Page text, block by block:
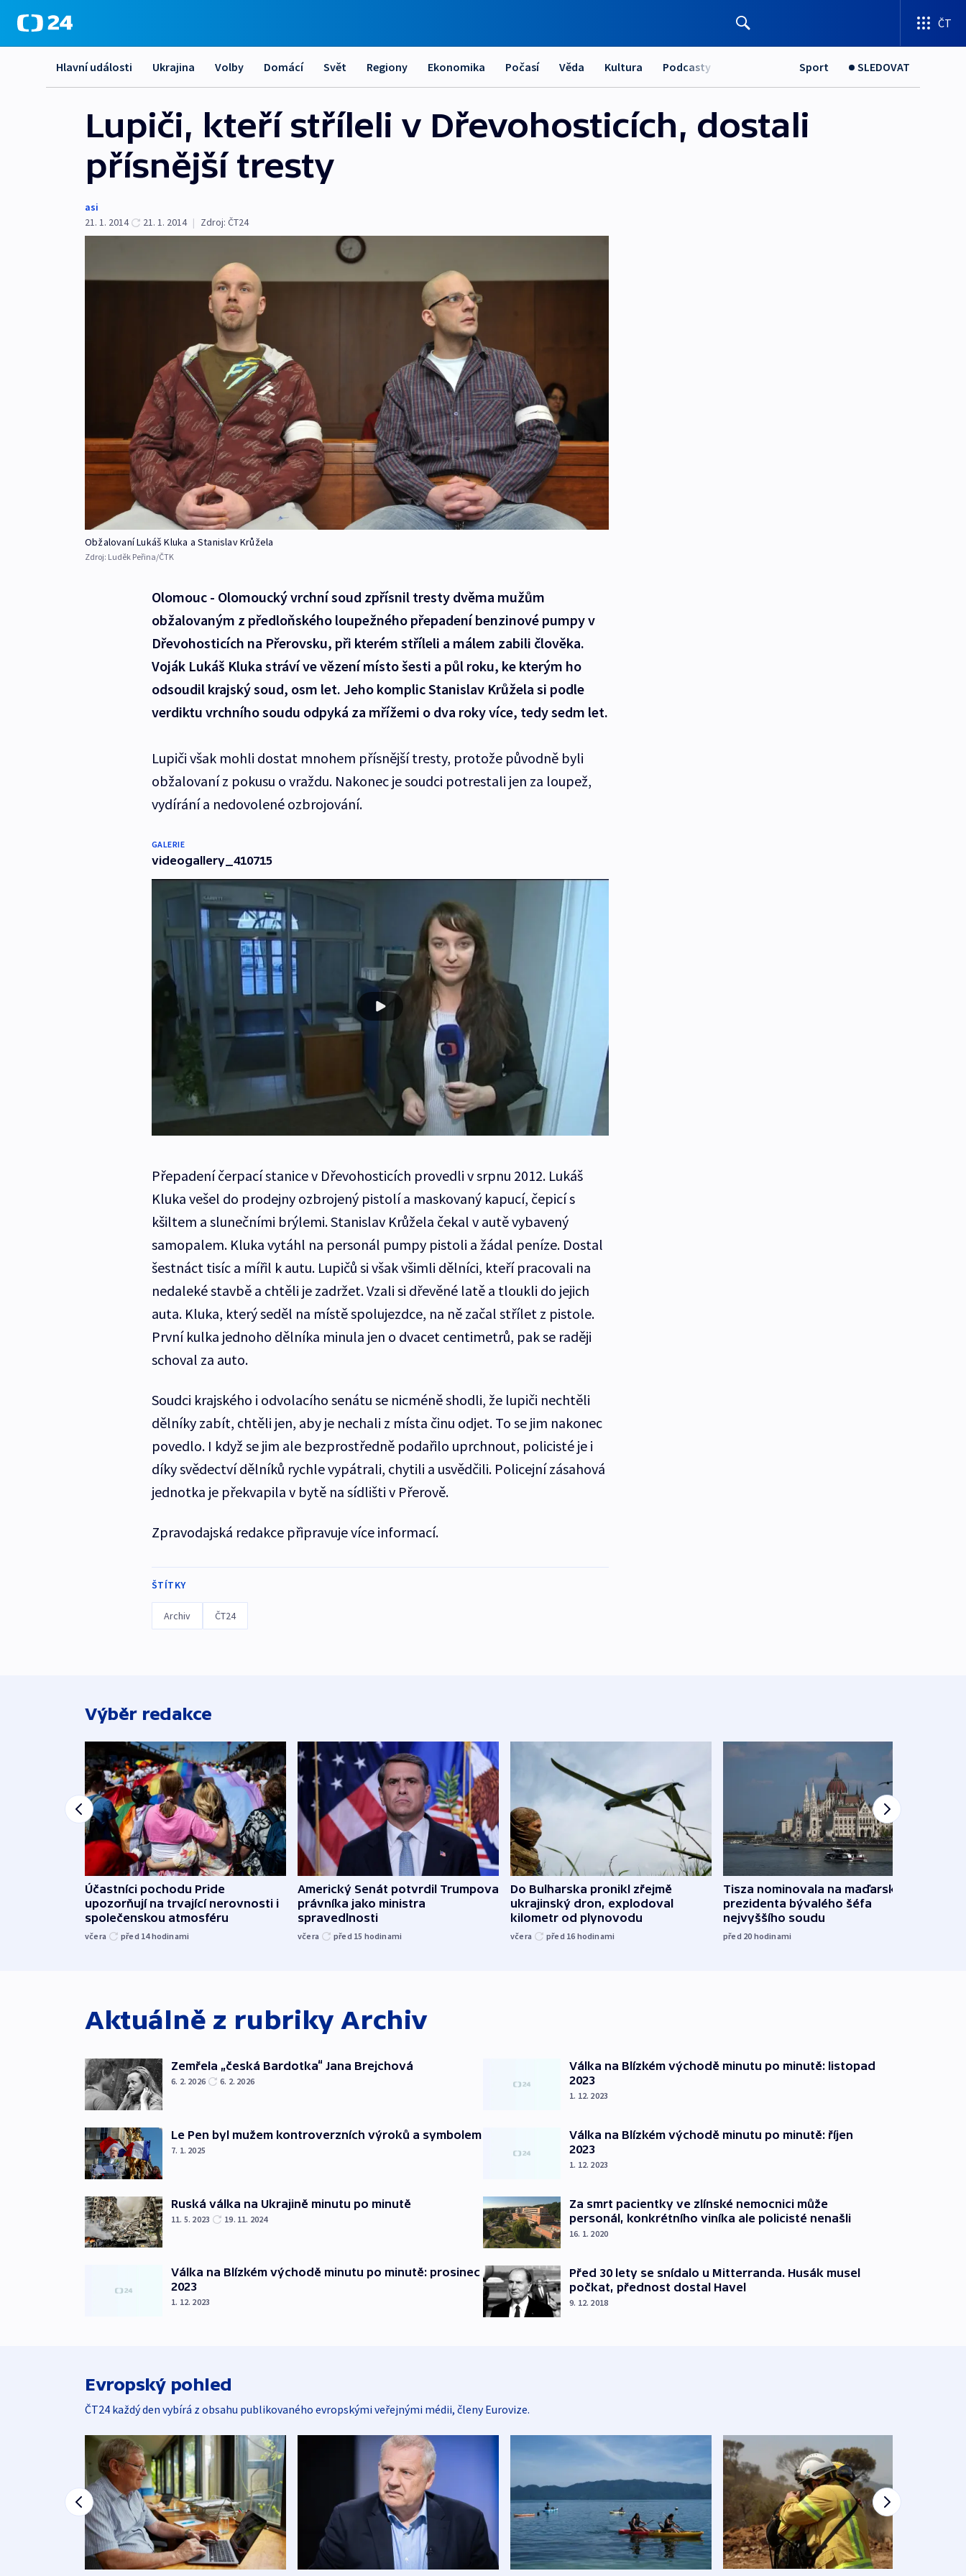
ČT
Hlavní události Ukrajina Volby Domácí Svět Regiony Ekonomika Počasí Věda Kultura Podcasty Sport SLEDOVAT
Lupiči, kteří stříleli v Dřevohosticích, dostali
přísnější tresty
asi
21. 1. 2014
21. 1. 2014 | Zdroj: ČT24
Obžalovaní Lukáš Kluka a Stanislav Krůžela
Zdroj: Luděk Peřina/ČTK
Olomouc - Olomoucký vrchní soud zpřísnil tresty dvěma mužům
obžalovaným z předloňského loupežného přepadení benzinové pumpy v
Dřevohosticích na Přerovsku, při kterém stříleli a málem zabili člověka.
Voják Lukáš Kluka stráví ve vězení místo šesti a půl roku, ke kterým ho
odsoudil krajský soud, osm let. Jeho komplic Stanislav Krůžela si podle
verdiktu vrchního soudu odpyká za mřížemi o dva roky více, tedy sedm let.
Lupiči však mohli dostat mnohem přísnější tresty, protože původně byli
obžalovaní z pokusu o vraždu. Nakonec je soudci potrestali jen za loupež,
vydírání a nedovolené ozbrojování.
GALERIE
videogallery_410715
Přepadení čerpací stanice v Dřevohosticích provedli v srpnu 2012. Lukáš
Kluka vešel do prodejny ozbrojený pistolí a maskovaný kapucí, čepicí s
kšiltem a slunečními brýlemi. Stanislav Krůžela čekal v autě vybavený
samopalem. Kluka vytáhl na personál pumpy pistoli a žádal peníze. Dostal
šestnáct tisíc a mířil k autu. Lupičů si však všimli dělníci, kteří pracovali na
nedaleké stavbě a chtěli je zadržet. Vzali si dřevěné latě a tloukli do jejich
auta. Kluka, který seděl na místě spolujezdce, na ně začal střílet z pistole.
První kulka jednoho dělníka minula jen o dvacet centimetrů, pak se raději
schoval za auto.
Soudci krajského i odvolacího senátu se nicméně shodli, že lupiči nechtěli
dělníky zabít, chtěli jen, aby je nechali z místa činu odjet. To se jim nakonec
povedlo. I když se jim ale bezprostředně podařilo uprchnout, policisté je i
díky svědectví dělníků rychle vypátrali, chytili a usvědčili. Policejní zásahová
jednotka je překvapila v bytě na sídlišti v Přerově.
Zpravodajská redakce připravuje více informací.
ŠTÍTKY
Archiv ČT24
Výběr redakce
Účastníci pochodu Pride
upozorňují na trvající nerovnosti i
společenskou atmosféru
včera před 14hodinami
Americký Senát potvrdil Trumpova
právníka jako ministra
spravedlnosti
včera před 15 hodinami
Do Bulharska pronikl zřejmě
ukrajinský dron, explodoval
kilometr od plynovodu
včera před 16 hodinami
Tisza nominovala na maďarského
prezidenta bývalého šéfa
nejvyššího soudu
před 20 hodinami
Aktuálně z rubriky Archiv
Zemřela „česká Bardotka“ Jana Brejchová
6. 2. 2026 6. 2. 2026
Le Pen byl mužem kontroverzních výroků a symbolem
7. 1. 2025
Ruská válka na Ukrajině minutu po minutě
11. 5. 2023 19. 11. 2024
Válka na Blízkém východě minutu po minutě: prosinec
2023
1. 12. 2023
Válka na Blízkém východě minutu po minutě: listopad
2023
1. 12. 2023
Válka na Blízkém východě minutu po minutě: říjen
2023
1. 12. 2023
Za smrt pacientky ve zlínské nemocnici může
personál, konkrétního viníka ale policisté nenašli
16. 1. 2020
Před 30 lety se snídalo u Mitterranda. Husák musel
počkat, přednost dostal Havel
9. 12. 2018
Evropský pohled
ČT24 každý den vybírá z obsahu publikovaného evropskými veřejnými médii, členy Eurovize.